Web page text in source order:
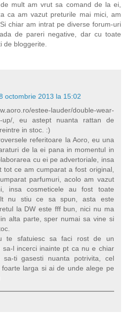
mult am vrut sa comand de la ei,
ca am vazut preturile mai mici, am
chiar am intrat pe diverse forum-uri
de pareri negative, dar cu toate
de bloggerite.
octombrie 2013 la 15:02
estee-lauder/double-wear-
up/, eu astept nuanta rattan de
in stoc. :)
referitoare la Aoro, eu una
de la ei pana in momentul in
cu ei pe advertoriale, insa
tot ce am cumparat a fost original,
parfumuri, acolo am vazut
insa cosmeticele au fost toate
nu stiu ce sa spun, asta este
la DW este fff bun, nici nu ma
alta parte, sper numai sa vine si
te sfatuiesc sa faci rost de un
l incerci inainte pt ca nu e chiar
ti gasesti nuanta potrivita, cel
larga si ai de unde alege pe